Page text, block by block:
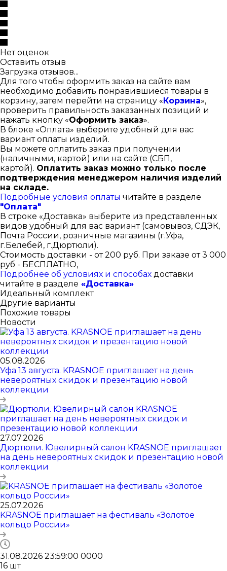
Нет оценок
Оставить отзыв
Загрузка отзывов...
Для того чтобы оформить заказ на сайте вам
необходимо добавить понравившиеся товары в
корзину, затем перейти на страницу «Корзина»,
проверить правильность заказанных позиций и
нажать кнопку «Оформить заказ».
В блоке «Оплата» выберите удобный для вас
вариант оплаты изделий.
Вы можете оплатить заказ при получении
(наличными, картой) или на сайте (СБП,
картой). Оплатить заказ можно только после
подтверждения менеджером наличия изделий
на складе.
Подробные условия оплаты читайте в разделе
"Оплата"
В строке «Доставка» выберите из представленных
видов удобный для вас вариант (самовывоз, СДЭК,
Почта России, розничные магазины (г.Уфа,
г.Белебей, г.Дюртюли).
Стоимость доставки - от 200 руб. При заказе от 3 000
руб - БЕСПЛАТНО,
Подробнее об условиях и способах доставки
читайте в разделе «Доставка»
Идеальный комплект
Другие варианты
Похожие товары
Новости
05.08.2026
Уфа 13 августа. KRASNOE приглашает на день
невероятных скидок и презентацию новой
коллекции
27.07.2026
Дюртюли. Ювелирный салон KRASNOE приглашает
на день невероятных скидок и презентацию новой
коллекции
25.07.2026
KRASNOE приглашает на фестиваль «Золотое
кольцо России»
31.08.2026 23:59:00 0000
16 шт